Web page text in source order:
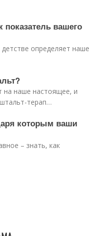
вашего
определяет наше
на наше настоящее, и
терап…
которым ваши
– знать, как